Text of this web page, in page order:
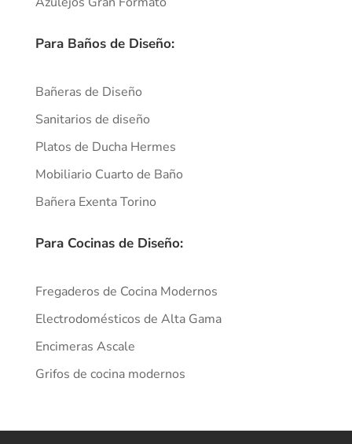
Para Baños de Diseño:
Bañeras de Diseño
Sanitarios de diseño
Platos de Ducha Hermes
Mobiliario Cuarto de Baño
Bañera Exenta Torino
Para Cocinas de Diseño:
Fregaderos de Cocina Modernos
Electrodomésticos de Alta Gama
Encimeras Ascale
Grifos de cocina modernos